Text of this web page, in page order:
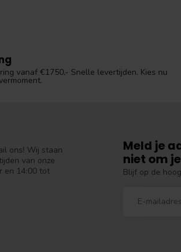
vanaf €1750,- Snelle levertijden. Kies nu
ons! Wij staan
van onze
en 14:00 tot
Meld je
niet om
Blijf op de